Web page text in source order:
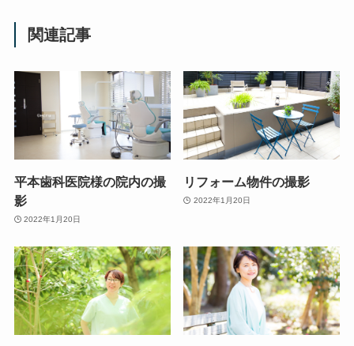
関連記事
平本歯科医院様の院内の撮
影
2022年1月20日
リフォーム物件の撮影
2022年1月20日